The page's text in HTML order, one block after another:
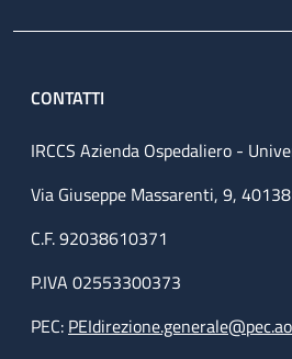
CONTATTI
IRCCS Azienda Ospedaliero -
Via Giuseppe Massarenti, 9,
C.F. 92038610371
P.IVA 02553300373
PEC: